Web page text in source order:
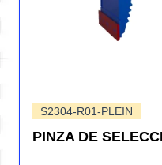
S2304-R01-PLEIN
PINZA DE